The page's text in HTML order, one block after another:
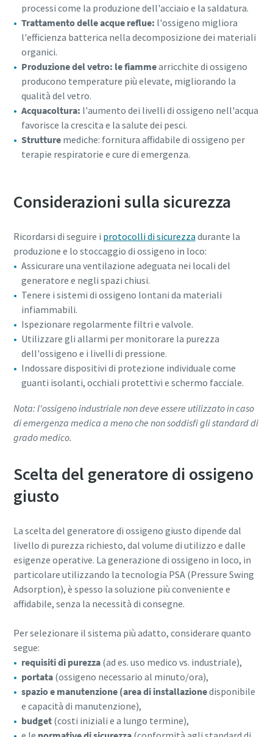
processi come la produzione dell'acciaio e la saldatura.
Trattamento delle acque reflue: l'ossigeno migliora
l'efficienza batterica nella decomposizione dei materiali
organici.
Produzione del vetro: le fiammearricchite di ossigeno
producono temperature più elevate, migliorando la
qualità del vetro.
Acquacoltura: l'aumento dei livelli di ossigeno nell'acqua
favorisce la crescita e la salute dei pesci.
Strutture mediche: fornitura affidabile di ossigeno per
terapie respiratorie e cure di emergenza.
Considerazioni sulla sicurezza
Ricordarsi di seguire i protocolli di sicurezza durante la
produzione e lo stoccaggio di ossigeno in loco:
Assicurare una ventilazione adeguata nei locali del
generatore e negli spazi chiusi.
Tenere i sistemi di ossigeno lontani da materiali
infiammabili.
Ispezionare regolarmente filtri e valvole.
Utilizzare gli allarmi per monitorare la purezza
dell'ossigeno e i livelli di pressione.
Indossare dispositivi di protezione individuale come
guanti isolanti, occhiali protettivi e schermo facciale.
Nota: l'ossigeno industriale non deve essere utilizzato in caso
di emergenza medica a meno che non soddisfi gli standard di
grado medico.
Scelta del generatore di ossigeno
giusto
La scelta del generatore di ossigeno giusto dipende dal
livello di purezza richiesto, dal volume di utilizzo e dalle
esigenze operative. La generazione di ossigeno in loco, in
particolare utilizzando la tecnologia PSA (Pressure Swing
Adsorption), è spesso la soluzione più conveniente e
affidabile, senza la necessità di consegne.
Per selezionare il sistema più adatto, considerare quanto
segue:
requisiti di purezza (ad es. uso medico vs. industriale),
portata (ossigeno necessario al minuto/ora),
spazio e manutenzione (area di installazionedisponibile
e capacità di manutenzione),
budget (costi iniziali e a lungo termine),